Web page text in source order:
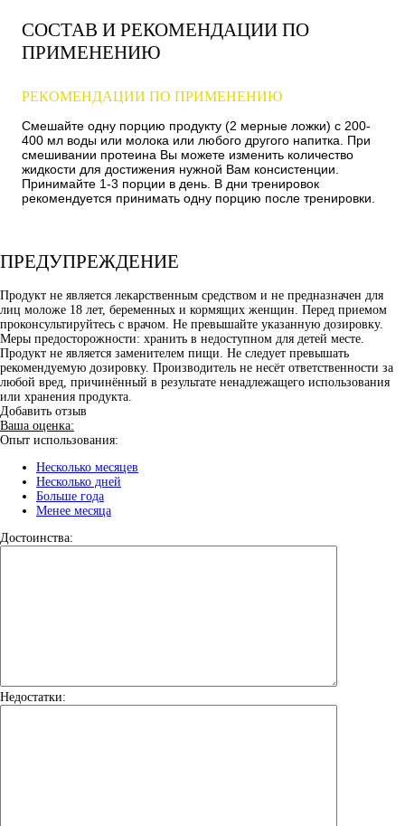
СОСТАВ И РЕКОМЕНДАЦИИ ПО
ПРИМЕНЕНИЮ
РЕКОМЕНДАЦИИ ПО ПРИМЕНЕНИЮ
Смешайте одну порцию продукту (2 мерные ложки) с 200-
400 мл воды или молока или любого другого напитка. При
смешивании протеина Вы можете изменить количество
жидкости для достижения нужной Вам консистенции.
Принимайте 1-3 порции в день. В дни тренировок
рекомендуется принимать одну порцию после тренировки.
ПРЕДУПРЕЖДЕНИЕ
Продукт не является лекарственным средством и не предназначен для
лиц моложе 18 лет, беременных и кормящих женщин. Перед приемом
проконсультируйтесь с врачом. Не превышайте указанную дозировку.
Меры предосторожности: хранить в недоступном для детей месте.
Продукт не является заменителем пищи. Не следует превышать
рекомендуемую дозировку. Производитель не несёт ответственности за
любой вред, причинённый в результате ненадлежащего использования
или хранения продукта.
Добавить отзыв
Ваша оценка:
Опыт использования:
Несколько месяцев
Несколько дней
Больше года
Менее месяца
Достоинства:
Недостатки: